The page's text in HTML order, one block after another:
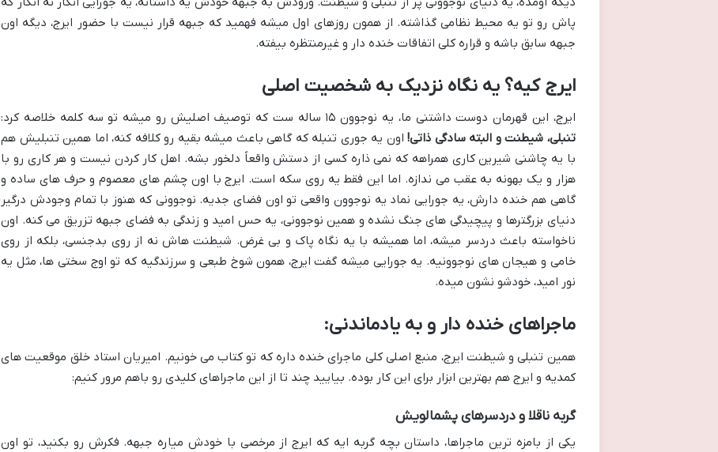
پاش رو تو یه محیط نظامی گذاشته. از همون روزهای اول میشه فهمید که جبهه قرار نیست با حضور ایرج، دیگه اون
جبهه سابق باشه و قراره کلی اتفاقات خنده دار و غیرمنتظره بیفته.
ایرج کیه؟ یه نگاه نزدیک به شخصیت اصلی
ایرج، این قهرمان دوست داشتنی ما، یه نوجوون ۱۵ ساله ست که توصیف اصلیش رو میشه تو سه کلمه خلاصه کرد:
تنبلی، شیطنت و البته سادگی ذاتی!اون یه جوری تنبله که گاهی باعث میشه بقیه رو کلافه کنه، اما همین تنبلیش هم
با یه چاشنی شیرین کاری همراهه که نمی ذاره کسی از دستش واقعاً دلخور بشه. اهل کار کردن نیست و هر کاری رو با
هزار و یک بهونه به عقب می ندازه. اما این فقط یه روی سکه است. ایرج با اون چشم های معصوم و حرف های ساده و
گاهی هم خنده دارش، یه جورایی نماد یه نوجوون واقعی تو اون فضای جدیه. نوجوونی که هنوز با تمام وجودش درگیر
دنیای بزرگترها و پیچیدگی های جنگ نشده و همین نوجوونی، یه حس امید و زندگی به فضای جبهه تزریق می کنه. اون
ناخواسته باعث دردسر میشه، اما همیشه با یه نگاه پاک و بی غرض. شیطنت هاش نه از روی بدجنسی، بلکه از روی
خامی و هیجان های نوجوونیه. یه جورایی میشه گفت ایرج، همون شوخ طبعی و سرزندگیه که تو اوج سختی ها، مثل یه
نور امید، خودشو نشون میده.
ماجراهای خنده دار و به یادماندنی:
همین تنبلی و شیطنت ایرج، منبع اصلی کلی ماجرای خنده داره که تو کتاب می خونیم. امیریان استاد خلق موقعیت های
کمدیه و ایرج هم بهترین ابزار برای این کار بوده. بیایید چند تا از این ماجراهای کلیدی رو باهم مرور کنیم:
گربه ناقلا و دردسرهای پشمالویش
یکی از بامزه ترین ماجراها، داستان بچه گربه ایه که ایرج از مرخصی با خودش میاره جبهه. فکرش رو بکنید، تو اون